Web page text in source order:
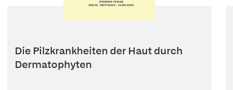
Die Pilzkrankheiten der Haut durch
Dermatophyten